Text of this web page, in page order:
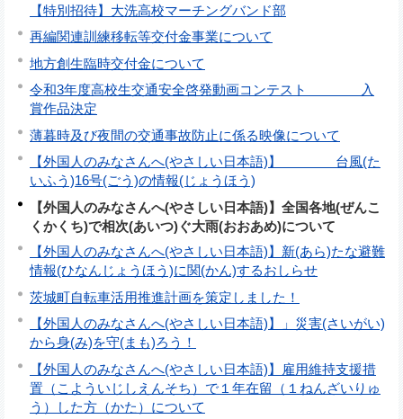
【特別招待】大洗高校マーチングバンド部
再編関連訓練移転等交付金事業について
地方創生臨時交付金について
令和3年度高校生交通安全啓発動画コンテスト 入
賞作品決定
薄暮時及び夜間の交通事故防止に係る映像について
【外国人のみなさんへ(やさしい日本語)】 台風(た
いふう)16号(ごう)の情報(じょうほう)
【外国人のみなさんへ(やさしい日本語)】全国各地(ぜんこ
くかくち)で相次(あいつ)ぐ大雨(おおあめ)について
【外国人のみなさんへ(やさしい日本語)】新(あら)たな避難
情報(ひなんじょうほう)に関(かん)するおしらせ
茨城町自転車活用推進計画を策定しました！
【外国人のみなさんへ(やさしい日本語)】」災害(さいがい)
から身(み)を守(まも)ろう！
【外国人のみなさんへ(やさしい日本語)】雇用維持支援措
置（こよういじしえんそち）で１年在留（１ねんざいりゅ
う）した方（かた）について